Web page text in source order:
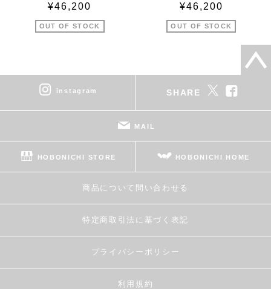
¥46,200
OUT OF STOCK
¥46,200
OUT OF STOCK
instagram SHARE
MAIL
HOBONICHI STORE HOBONICHI HOME
商品について問い合わせる
特定商取引法に基づく表記
プライバシーポリシー
利用規約